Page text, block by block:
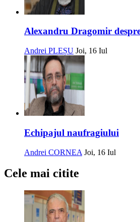
Alexandru Dragomir
Andrei PLEȘU Joi, 16 Iul
Echipajul naufragiului
Andrei CORNEA Joi, 16 Iul
Cele mai citite